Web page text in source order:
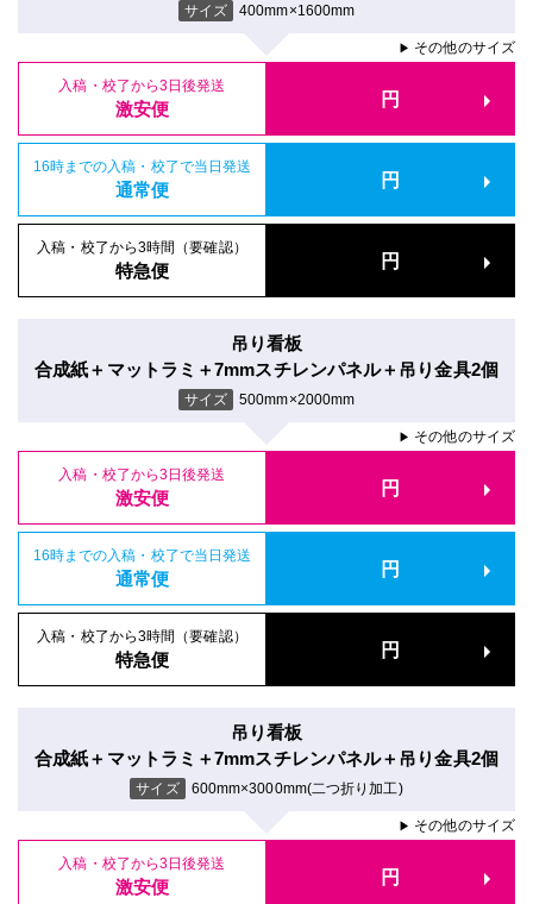
サイズ 400mm×1600mm
▶ その他のサイズ
入稿・校了から3日後発送
激安便 円
16時までの入稿・校了で当日発送
通常便 円
入稿・校了から3時間（要確認）
特急便 円
吊り看板
合成紙＋マットラミ＋7mmスチレンパネル＋吊り金具2個
サイズ 500mm×2000mm
▶ その他のサイズ
入稿・校了から3日後発送
激安便 円
16時までの入稿・校了で当日発送
通常便 円
入稿・校了から3時間（要確認）
特急便 円
吊り看板
合成紙＋マットラミ＋7mmスチレンパネル＋吊り金具2個
サイズ 600mm×3000mm(二つ折り加工)
▶ その他のサイズ
入稿・校了から3日後発送
激安便 円